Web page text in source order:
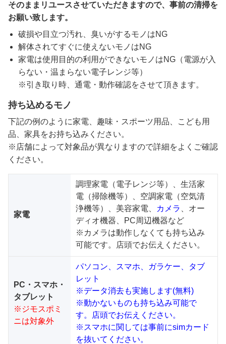
そのままリユースさせていただきますので、事前の清掃を
お願い致します。
破損や目立つ汚れ、臭いがするモノはNG
解体されてすぐに使えないモノはNG
家電は使用目的の利用ができないモノはNG（電源が入
らない・温まらない電子レンジ等）
※引き取り時、通電・動作確認をさせて頂きます。
持ち込めるモノ
下記の例のように家電、趣味・スポーツ用品、こども用
品、家具をお持ち込みください。
※店舗によって対象品が異なりますので詳細をよくご確認
ください。
家電
調理家電（電子レンジ等）、生活家
電（掃除機等）、空調家電（空気清
浄機等）、美容家電、
カメラ
、オー
ディオ機器、PC周辺機器など
※カメラは動作しなくても持ち込み
可能です。店頭でお伝えください。
PC・スマホ・
タブレット
※ジモスポミ
ニは対象外
パソコン、スマホ、ガラケー、タブ
レット
※データ消去も実施します(無料)
※動かないものも持ち込み可能で
す。店頭でお伝えください。
※スマホに関しては事前にsimカード
を抜いてください。